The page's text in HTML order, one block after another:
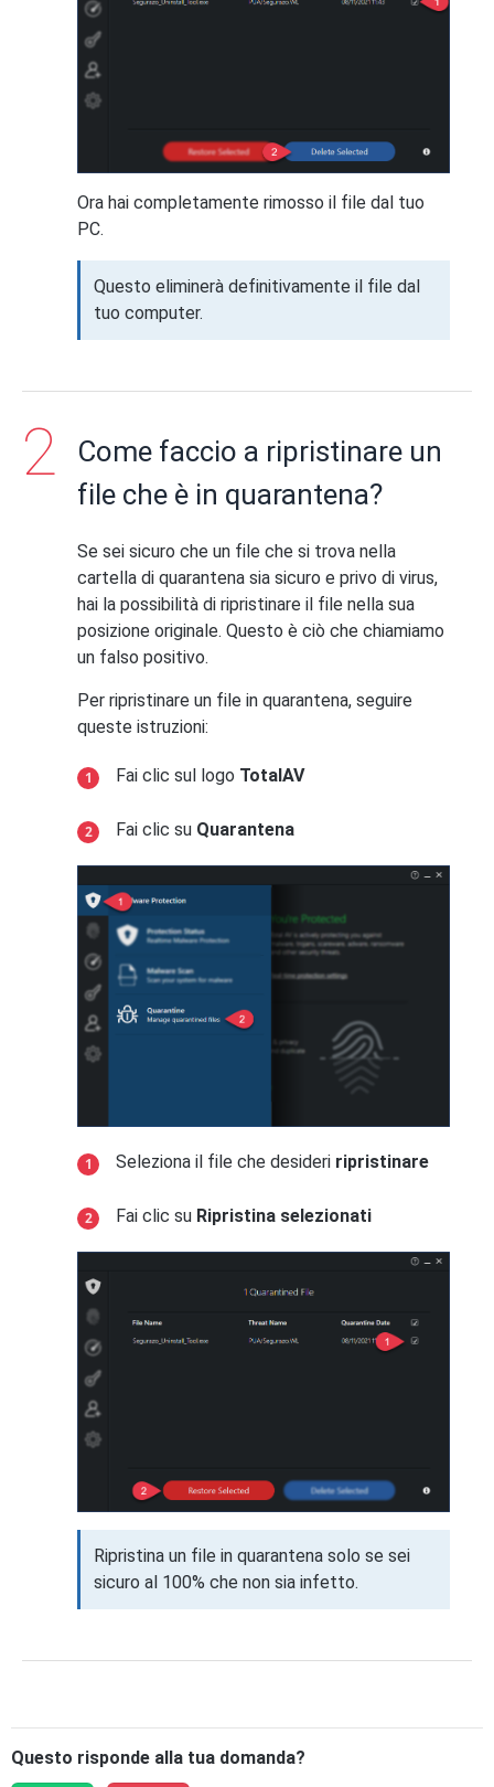
Ora hai completamente rimosso il file dal tuo
PC.
Questo eliminerà definitivamente il file dal
tuo computer.
Come faccio a ripristinare un
file che è in quarantena?
Se sei sicuro che un file che si trova nella
cartella di quarantena sia sicuro e privo di virus,
hai la possibilità di ripristinare il file nella sua
posizione originale. Questo è ciò che chiamiamo
un falso positivo.
Per ripristinare un file in quarantena, seguire
queste istruzioni:
Fai clic sul logo TotalAV
Fai clic su Quarantena
Seleziona il file che desideri ripristinare
Fai clic su Ripristina selezionati
Ripristina un file in quarantena solo se sei
sicuro al 100% che non sia infetto.
Questo risponde alla tua domanda?